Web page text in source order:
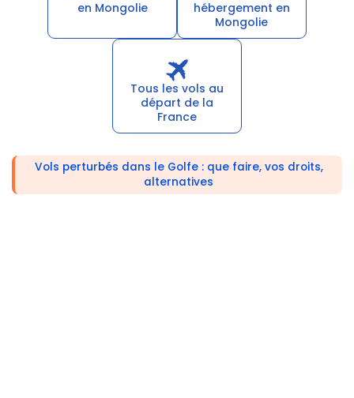
Louer une voiture
Réserver un
hébergement en
Mongolie
Tous les vols au
départ de la
France
Vols perturbés dans le Golfe : que faire, vos droits,
alternatives